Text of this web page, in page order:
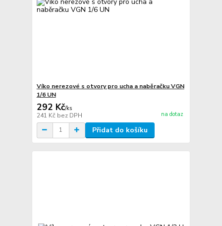
Víko nerezové s otvory pro ucha a naběračku VGN
1/6 UN
292 Kč/ks
241 Kč bez DPH na dotaz
Přidat do košíku